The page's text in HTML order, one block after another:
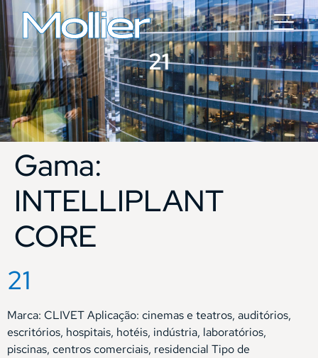
21
Gama:
INTELLIPLANT
CORE
21
Marca: CLIVET Aplicação: cinemas e teatros, auditórios,
escritórios, hospitais, hotéis, indústria, laboratórios,
piscinas, centros comerciais, residencial Tipo de